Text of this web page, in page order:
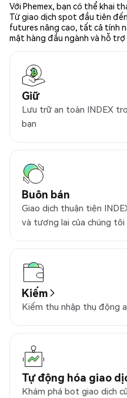
Với Phemex, bạn có thể khai
Từ giao dịch spot đầu tiên
futures nâng cao, tất cả tính
mật hàng đầu ngành và hỗ
Giữ
Lưu trữ an toàn INDEX
bạn
Buôn bán
Giao dịch thuận tiện
và tương lai của chúng tôi
Kiếm
Kiếm thu nhập thụ động
Tự động hóa giao
Khám phá bot giao dịch